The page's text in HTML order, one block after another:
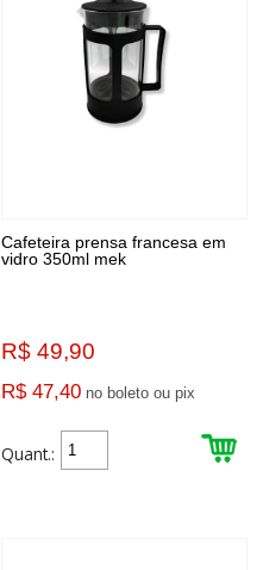
Cafeteira prensa francesa em
vidro 350ml mek
R$ 49,90
R$ 47,40 no boleto ou pix
Quant.: